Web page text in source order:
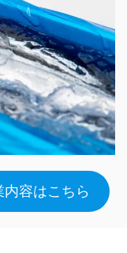
内容はこちら